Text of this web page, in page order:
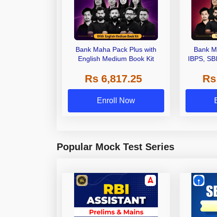
Bank Maha Pack Plus with
English Medium Book Kit
Rs 6,817.25
Enroll Now
Bank
IBPS,
Other
Popular Mock Test Series